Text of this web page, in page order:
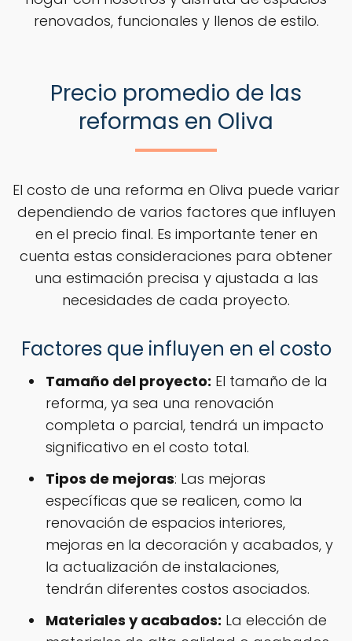
renovados, funcionales y llenos de estilo.
Precio promedio de las
reformas en Oliva
El costo de una reforma en Oliva puede variar
dependiendo de varios factores que influyen
en el precio final. Es importante tener en
cuenta estas consideraciones para obtener
una estimación precisa y ajustada a las
necesidades de cada proyecto.
Factores que influyen en el costo
Tamaño del proyecto: El tamaño de la
reforma, ya sea una renovación
completa o parcial, tendrá un impacto
significativo en el costo total.
Tipos de mejoras: Las mejoras
específicas que se realicen, como la
renovación de espacios interiores,
mejoras en la decoración y acabados, y
la actualización de instalaciones,
tendrán diferentes costos asociados.
Materiales y acabados: La elección de